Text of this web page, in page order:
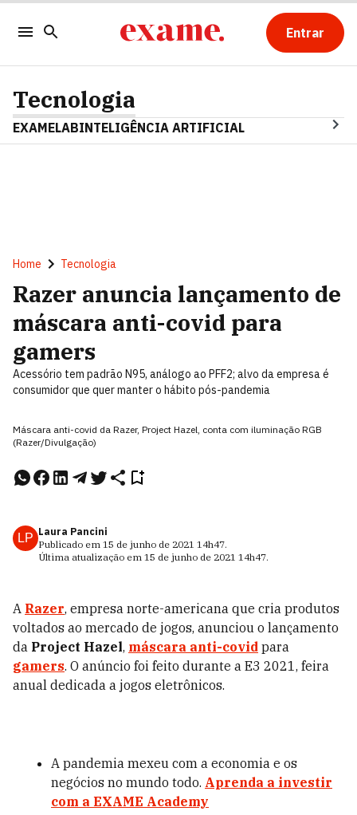
Entrar
Tecnologia
EXAMELABINTELIGÊNCIA ARTIFICIAL
Home Tecnologia
Razer anuncia lançamento de
máscara anti-covid para
gamers
Acessório tem padrão N95, análogo ao PFF2; alvo da empresa é
consumidor que quer manter o hábito pós-pandemia
Máscara anti-covid da Razer, Project Hazel, conta com iluminação RGB
(Razer/Divulgação)
LP Laura Pancini
Publicado em 15 de junho de 2021 14h47.
Última atualização em 15 de junho de 2021 14h47.
A Razer, empresa norte-americana que cria produtos
voltados ao mercado de jogos, anunciou o lançamento
da Project Hazel, máscara anti-covid para
gamers. O anúncio foi feito durante a E3 2021, feira
anual dedicada a jogos eletrônicos.
A pandemia mexeu com a economia e os
negócios no mundo todo. Aprenda a investir
com a EXAME Academy